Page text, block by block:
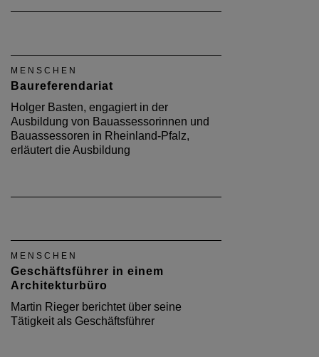
MENSCHEN
Baureferendariat
Holger Basten, engagiert in der
Ausbildung von Bauassessorinnen und
Bauassessoren in Rheinland-Pfalz,
erläutert die Ausbildung
MENSCHEN
Geschäftsführer in einem
Architekturbüro
Martin Rieger berichtet über seine
Tätigkeit als Geschäftsführer